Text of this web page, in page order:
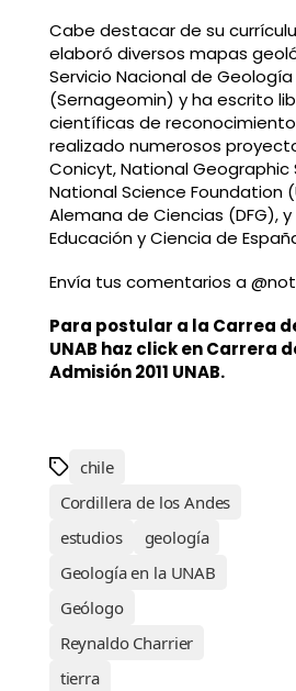
Cabe destacar de su
elaboró diversos mapas
Servicio Nacional de Geología
(Sernageomin) y ha escrito
científicas de reconocimiento
realizado numerosos
Conicyt, National Geographic
National Science Foundation
Alemana de Ciencias (DFG),
Educación y Ciencia de
Envía tus comentarios a
Para postular a la Carrea
UNAB haz click en Carrera
Admisión 2011 UNAB.
chile
Cordillera de los Andes
estudios
geología
Geología en la UNAB
Geólogo
Reynaldo Charrier
tierra